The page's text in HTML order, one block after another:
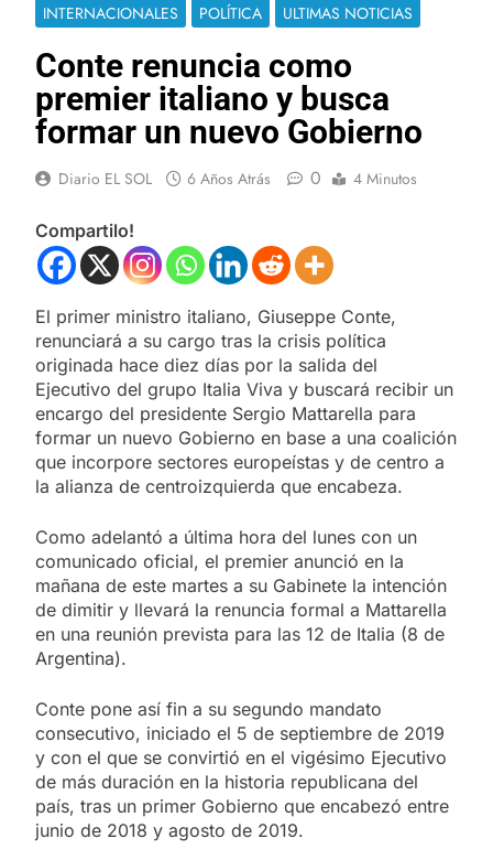
INTERNACIONALES POLÍTICA ULTIMAS NOTICIAS
Conte renuncia como
premier italiano y busca
formar un nuevo Gobierno
Diario EL SOL 6 Años Atrás 0 4 Minutos
Compartilo!
El primer ministro italiano, Giuseppe Conte,
renunciará a su cargo tras la crisis política
originada hace diez días por la salida del
Ejecutivo del grupo Italia Viva y buscará recibir un
encargo del presidente Sergio Mattarella para
formar un nuevo Gobierno en base a una coalición
que incorpore sectores europeístas y de centro a
la alianza de centroizquierda que encabeza.
Como adelantó a última hora del lunes con un
comunicado oficial, el premier anunció en la
mañana de este martes a su Gabinete la intención
de dimitir y llevará la renuncia formal a Mattarella
en una reunión prevista para las 12 de Italia (8 de
Argentina).
Conte pone así fin a su segundo mandato
consecutivo, iniciado el 5 de septiembre de 2019
y con el que se convirtió en el vigésimo Ejecutivo
de más duración en la historia republicana del
país, tras un primer Gobierno que encabezó entre
junio de 2018 y agosto de 2019.